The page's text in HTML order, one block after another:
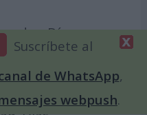
Días
del amor
del año
Suscríbete al
de WhatsApp,
webpush.